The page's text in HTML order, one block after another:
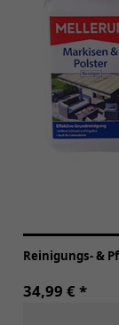
Reinigungs- &
34,99 € *